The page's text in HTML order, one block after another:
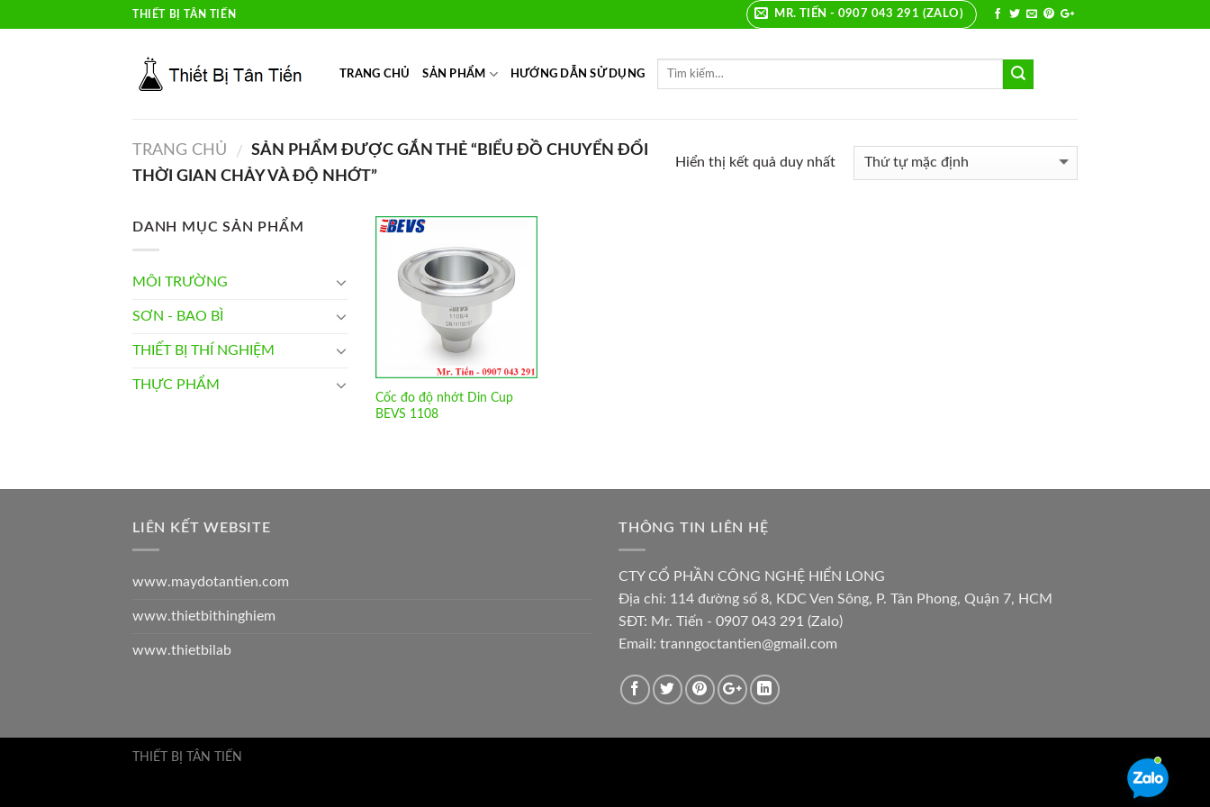
to
THIẾT BỊ TÂN TIẾN MR. TIẾN - 0907 043 291 (ZALO)
TRANG CHỦ SẢN PHẨM HƯỚNG DẪN SỬ DỤNG
TRANG CHỦ / SẢN PHẨM ĐƯỢC GẮN THẺ “BIỂU ĐỒ CHUYỂN ĐỔI
THỜI GIAN CHẢY VÀ ĐỘ NHỚT”
Hiển thị kết quả duy nhất
DANH MỤC SẢN PHẨM
MÔI TRƯỜNG
SƠN - BAO BÌ
THIẾT BỊ THÍ NGHIỆM
THỰC PHẨM
Add to
Wishlist
Cốc đo độ nhớt Din Cup
BEVS 1108
LIÊN KẾT WEBSITE
www.maydotantien.com
www.thietbithinghiem
www.thietbilab
THÔNG TIN LIÊN HỆ
CTY CỔ PHẦN CÔNG NGHỆ HIỂN LONG
Địa chỉ: 114 đường số 8, KDC Ven Sông, P. Tân Phong, Quận 7, HCM
SĐT: Mr. Tiến - 0907 043 291 (Zalo)
Email: tranngoctantien@gmail.com
THIẾT BỊ TÂN TIẾN